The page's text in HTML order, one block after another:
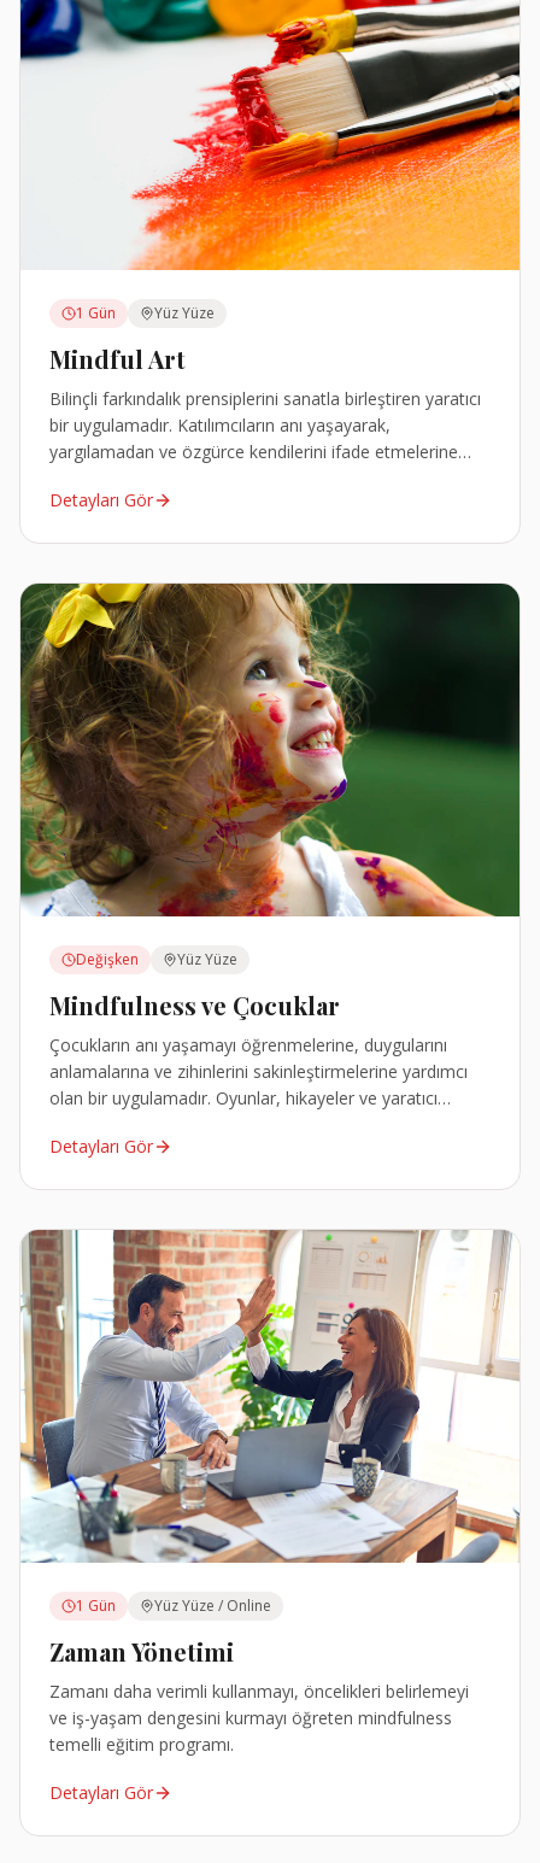
1 Gün Yüz Yüze
Mindful Art
Bilinçli farkındalık prensiplerini sanatla birleştiren yaratıcı
bir uygulamadır. Katılımcıların anı yaşayarak,
yargılamadan ve özgürce kendilerini ifade etmelerine
Detayları Gör
Değişken Yüz Yüze
Mindfulness ve Çocuklar
Çocukların anı yaşamayı öğrenmelerine, duygularını
anlamalarına ve zihinlerini sakinleştirmelerine yardımcı
olan bir uygulamadır. Oyunlar, hikayeler ve yaratıcı
Detayları Gör
1 Gün Yüz Yüze / Online
Zaman Yönetimi
Zamanı daha verimli kullanmayı, öncelikleri belirlemeyi
ve iş-yaşam dengesini kurmayı öğreten mindfulness
temelli eğitim programı.
Detayları Gör